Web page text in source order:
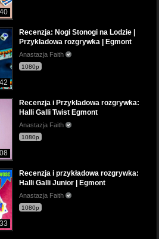
Recenzja: Nogi Stonogi na Lodzie |
Przykładowa rozgrywka | Egmont
Anastazja Faith
1080p
Recenzja i Przykładowa rozgrywka:
Halli Galli Twist Egmont
Anastazja Faith
1080p
Recenzja i przykładowa rozgrywka:
Halli Galli Junior | Egmont
Anastazja Faith
1080p